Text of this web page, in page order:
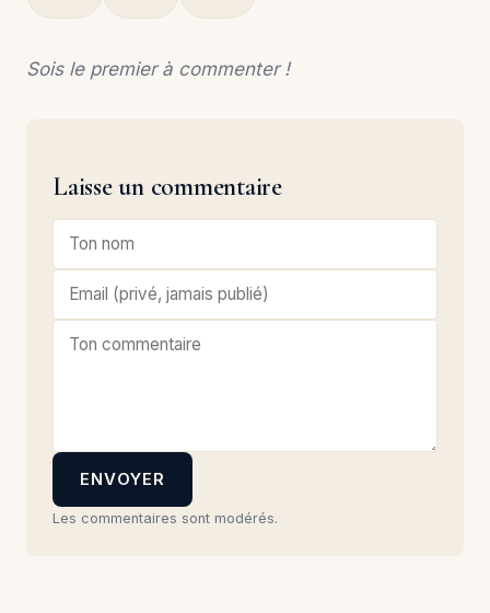
Sois le premier à commenter !
Laisse un commentaire
ENVOYER
Les commentaires sont modérés.